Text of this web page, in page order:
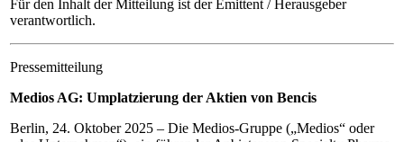
Für den Inhalt der Mitteilung ist der Emittent / Herausgeber
verantwortlich.
Pressemitteilung
Medios AG: Umplatzierung der Aktien von Bencis
Berlin, 24. Oktober 2025 – Die Medios-Gruppe („Medios“ oder